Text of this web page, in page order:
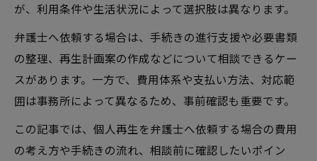
が、利用条件や生活状況によって選択肢は異なります。
弁護士へ依頼する場合は、手続きの進行支援や必要書類
の整理、再生計画案の作成などについて相談できるケー
スがあります。一方で、費用体系や支払い方法、対応範
囲は事務所によって異なるため、事前確認も重要です。
この記事では、個人再生を弁護士へ依頼する場合の費用
の考え方や手続きの流れ、相談前に確認したいポイン